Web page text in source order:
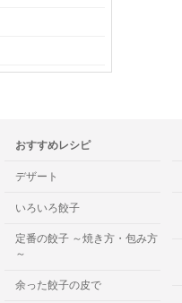
おすすめレシピ
デザート
いろいろ餃子
定番の餃子 ～焼き方・包み方
～
余った餃子の皮で